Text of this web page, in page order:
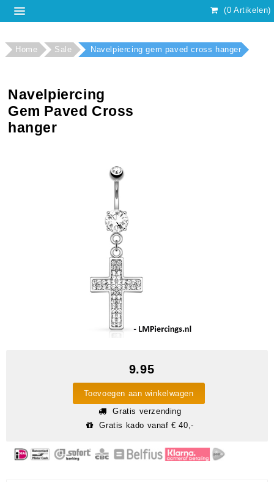
(0 Artikelen)
Home Sale Navelpiercing gem paved cross hanger
Navelpiercing
Gem Paved Cross
hanger
9.95
Toevoegen aan winkelwagen
Gratis verzending
Gratis kado vanaf € 40,-